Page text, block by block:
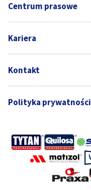
Centrum prasowe
Kariera
Kontakt
Polityka prywatności